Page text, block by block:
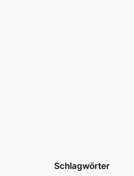
Schlagwörter